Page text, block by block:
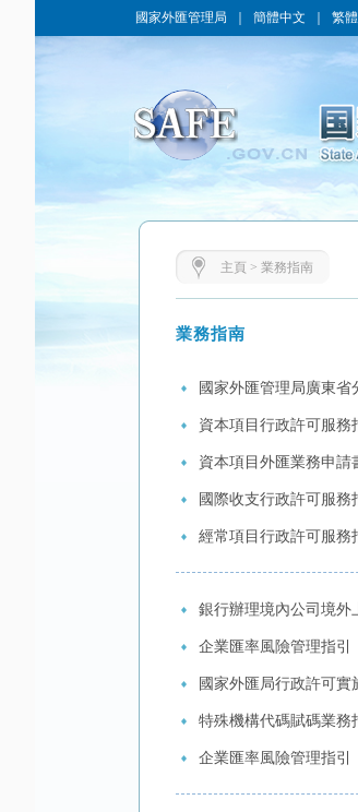
國家外匯管理局 簡體中文 繁
主頁 > 業務指南
業務指南
國家外匯管理局廣東
資本項目行政許可服務
資本項目外匯業務申請
國際收支行政許可服務
經常項目行政許可服務
銀行辦理境內公司境外
企業匯率風險管理指引
國家外匯局行政許可實
特殊機構代碼賦碼業務
企業匯率風險管理指引